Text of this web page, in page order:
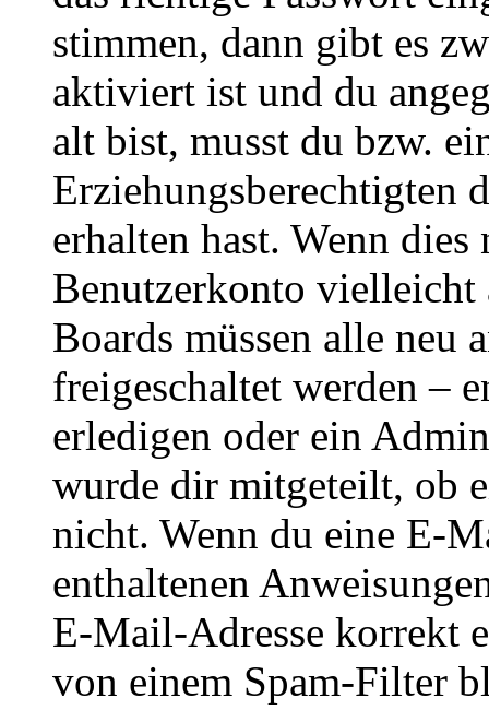
stimmen, dann gibt es
aktiviert ist und du
alt bist, musst du bzw.
Erziehungsberechtigten
erhalten hast. Wenn
Benutzerkonto
Boards müssen alle neu
freigeschaltet werden –
erledigen oder ein
wurde dir mitgeteilt, ob
nicht. Wenn du eine E-
enthaltenen
E-Mail-Adresse korrekt
von einem Spam-Filter